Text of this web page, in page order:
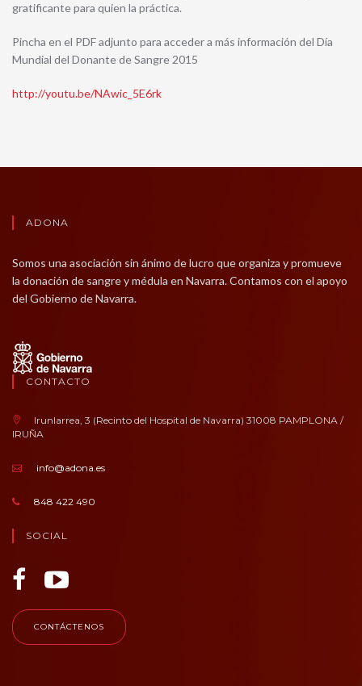
gratificante para quien la práctica.
Pincha en el PDF adjunto para acceder a más información del Día
Mundial del Donante de Sangre 2015
http://youtu.be/NAwic_5E6rk
ADONA
Somos una asociación sin ánimo de lucro que organiza y promueve
la donación de sangre y médula en Navarra. Contamos con el apoyo
del Gobierno de Navarra.
CONTACTO
Irunlarrea, 3 (Recinto del Hospital de Navarra) 31008 PAMPLONA /
IRUÑA
info@adona.es
848 422 490
SOCIAL
CONTÁCTENOS